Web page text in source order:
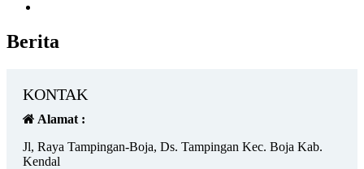
Berita
KONTAK
Alamat :
Jl, Raya Tampingan-Boja, Ds. Tampingan Kec. Boja Kab.
Kendal